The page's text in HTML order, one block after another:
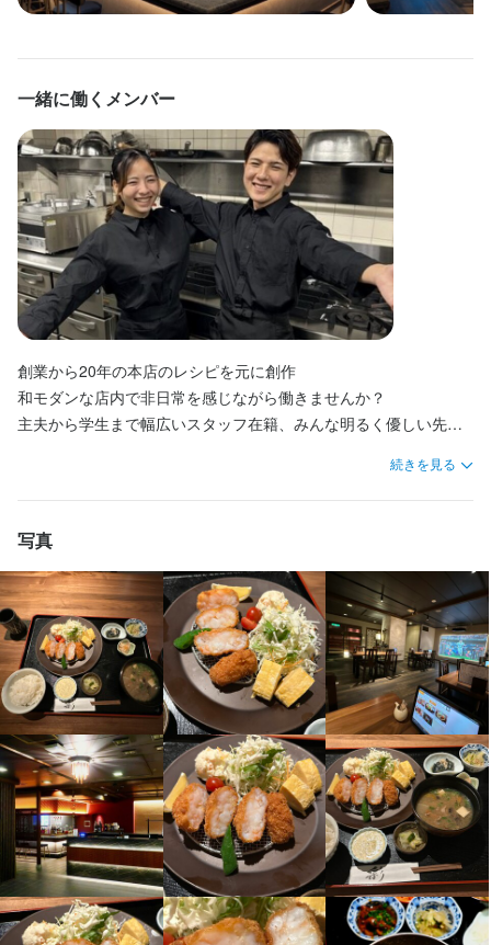
一緒に働くメンバー
創業から20年の本店のレシピを元に創作
和モダンな店内で非日常を感じながら働きませんか？
主夫から学生まで幅広いスタッフ在籍、みんな明るく優しい先輩
店長もラフで明るく話しやすい性格なので、気軽な気分で一度お
越しください。
続きを見る
写真
週1日からOK
週2日からOK 週4日以上OK
シフト制
休日・休暇
半月ごとのシフト提出
平日のみ勤務OK(土日休み) 土日祝のみ勤務OK
待遇
社会保険完備
賄いあり
休憩室
社会保険完備
履歴書不要 学歴不問 未経験者歓迎 フリーター歓迎 大学生歓迎
留学生歓迎
応募者全員と面接
仕事内容
【ランチ・ホールスタッフ】
ご案内、オーダー受付、ドリンク作成、配膳、接客、会計、テー
ブルの片付けなどのホール業務全般をお任せします。
この仕事のおすすめポイント
【シフト自由】
半月ごとのシフト提出！
平日のみ、週末のみでも大丈夫！
タブレットオーダーなのでご案内も簡単！！
ランチタイムのみOK！